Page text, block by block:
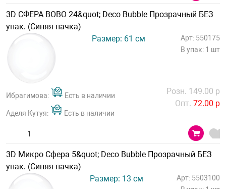
3D СФЕРА BOBO 24&quot; Deco Bubble Прозрачный БЕЗ
упак. (Синяя пачка)
Размер: 61 см
Арт: 550175
В упак: 1 шт
Ибрагимова: Есть в наличии
Аделя Кутуя: Есть в наличии
Розн. 149.00 р
Опт. 72.00 р
3D Микро Сфера 5&quot; Deco Bubble Прозрачный БЕЗ
упак. (Синяя пачка)
Размер: 13 см
Арт: 5503100